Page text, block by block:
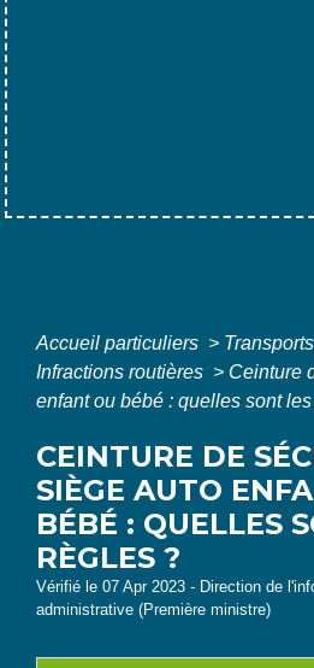
Accueil particuliers >
Infractions routières > Ceinture
enfant ou bébé : quelles sont
CEINTURE DE
SIÈGE AUTO
BÉBÉ : QUELLES
RÈGLES ?
Vérifié le 07 Apr 2023 - Direction de
administrative (Première ministre)